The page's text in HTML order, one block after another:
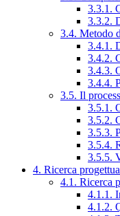
3.3.1.
3.3.2.
3.4. Metodo
3.4.1.
3.4.2.
3.4.3.
3.4.4.
3.5. Il
3.5.1.
3.5.2.
3.5.3.
3.5.4.
3.5.5.
4. Ricerca
4.1. Ricerca
4.1.1.
4.1.2.